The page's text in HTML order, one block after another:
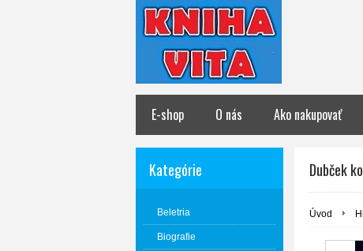
E-shop O nás Ako nakupovať
Kategórie
Beletria
Biografie
Dubček
Úvod